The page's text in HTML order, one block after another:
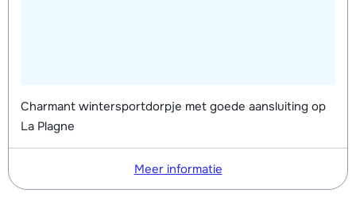
Charmant wintersportdorpje met goede aansluiting op
La Plagne
Meer informatie